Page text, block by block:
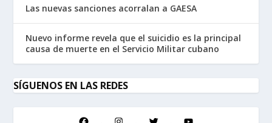
Las nuevas sanciones acorralan a GAESA
Nuevo informe revela que el suicidio es la principal
causa de muerte en el Servicio Militar cubano
SÍGUENOS EN LAS REDES